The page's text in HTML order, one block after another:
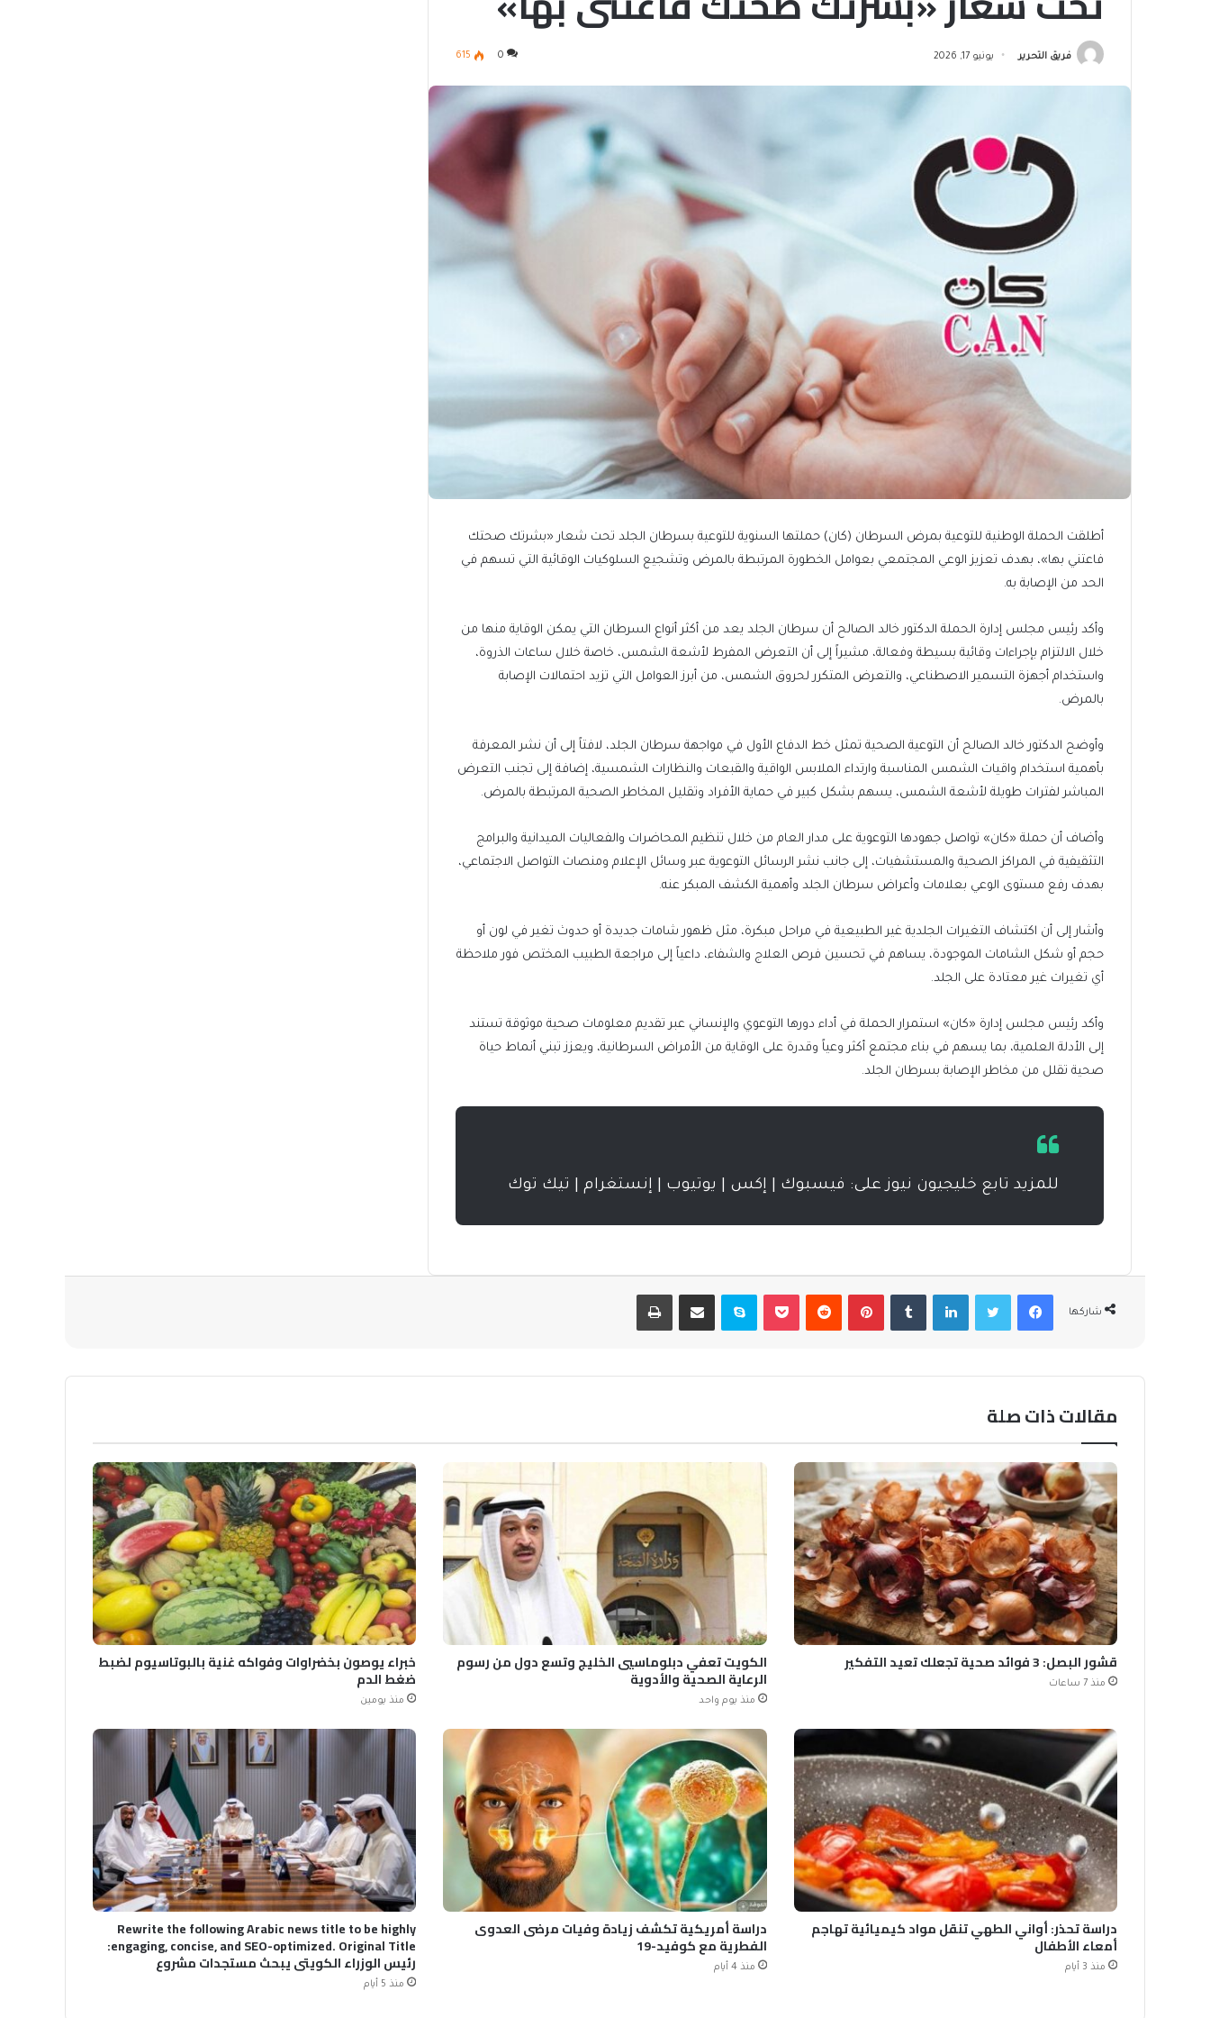
فريق التحرير يونيو 17, 2026 0
615
أطلقت الحملة الوطنية للتوعية بمرض السرطان (كان) حملتها السنوية للتوعية بسرطان الجلد تحت شعار «بشرتك صحتك
فاعتني بها»، بهدف تعزيز الوعي المجتمعي بعوامل الخطورة المرتبطة بالمرض وتشجيع السلوكيات الوقائية التي تسهم في
الحد من الإصابة به.
وأكد رئيس مجلس إدارة الحملة الدكتور خالد الصالح أن سرطان الجلد يعد من أكثر أنواع السرطان التي يمكن الوقاية منها من
خلال الالتزام بإجراءات وقائية بسيطة وفعالة، مشيراً إلى أن التعرض المفرط لأشعة الشمس، خاصة خلال ساعات الذروة،
واستخدام أجهزة التسمير الاصطناعي، والتعرض المتكرر لحروق الشمس، من أبرز العوامل التي تزيد احتمالات الإصابة
بالمرض.
وأوضح الدكتور خالد الصالح أن التوعية الصحية تمثل خط الدفاع الأول في مواجهة سرطان الجلد، لافتاً إلى أن نشر المعرفة
بأهمية استخدام واقيات الشمس المناسبة وارتداء الملابس الواقية والقبعات والنظارات الشمسية، إضافة إلى تجنب التعرض
المباشر لفترات طويلة لأشعة الشمس، يسهم بشكل كبير في حماية الأفراد وتقليل المخاطر الصحية المرتبطة بالمرض.
وأضاف أن حملة «كان» تواصل جهودها التوعوية على مدار العام من خلال تنظيم المحاضرات والفعاليات الميدانية والبرامج
التثقيفية في المراكز الصحية والمستشفيات، إلى جانب نشر الرسائل التوعوية عبر وسائل الإعلام ومنصات التواصل الاجتماعي،
بهدف رفع مستوى الوعي بعلامات وأعراض سرطان الجلد وأهمية الكشف المبكر عنه.
وأشار إلى أن اكتشاف التغيرات الجلدية غير الطبيعية في مراحل مبكرة، مثل ظهور شامات جديدة أو حدوث تغير في لون أو
حجم أو شكل الشامات الموجودة، يساهم في تحسين فرص العلاج والشفاء، داعياً إلى مراجعة الطبيب المختص فور ملاحظة
أي تغيرات غير معتادة على الجلد.
وأكد رئيس مجلس إدارة «كان» استمرار الحملة في أداء دورها التوعوي والإنساني عبر تقديم معلومات صحية موثوقة تستند
إلى الأدلة العلمية، بما يسهم في بناء مجتمع أكثر وعياً وقدرة على الوقاية من الأمراض السرطانية، ويعزز تبني أنماط حياة
صحية تقلل من مخاطر الإصابة بسرطان الجلد.
للمزيد تابع خليجيون نيوز على: فيسبوك | إكس | يوتيوب | إنستغرام | تيك توك
شاركها
فيسبوكتويتر لينكدإن بينتيريست بوكيت سكايب مشاركة عبر البريد طباعة
مقالات ذات صلة
قشور البصل: 3 فوائد صحية تجعلك تعيد التفكير
منذ 7 ساعات
الكويت تعفي دبلوماسيي الخليج وتسع دول من رسوم
الرعاية الصحية والأدوية
منذ يوم واحد
خبراء يوصون بخضراوات وفواكه غنية بالبوتاسيوم لضبط
ضغط الدم
منذ يومين
دراسة تحذر: أواني الطهي تنقل مواد كيميائية تهاجم
أمعاء الأطفال
منذ 3 أيام
دراسة أمريكية تكشف زيادة وفيات مرضى العدوى
الفطرية مع كوفيد-19
منذ 4 أيام
Rewrite the following Arabic news title to be highly
engaging, concise, and SEO-optimized. Original Title:
رئيس الوزراء الكويتي يبحث مستجدات مشروع
مستشفيات الضمان الصحي وتطوير منظومة التأمين
الصحي OUTPUT RULES (STRICT): * Language: Arabic
منذ 5 أيام